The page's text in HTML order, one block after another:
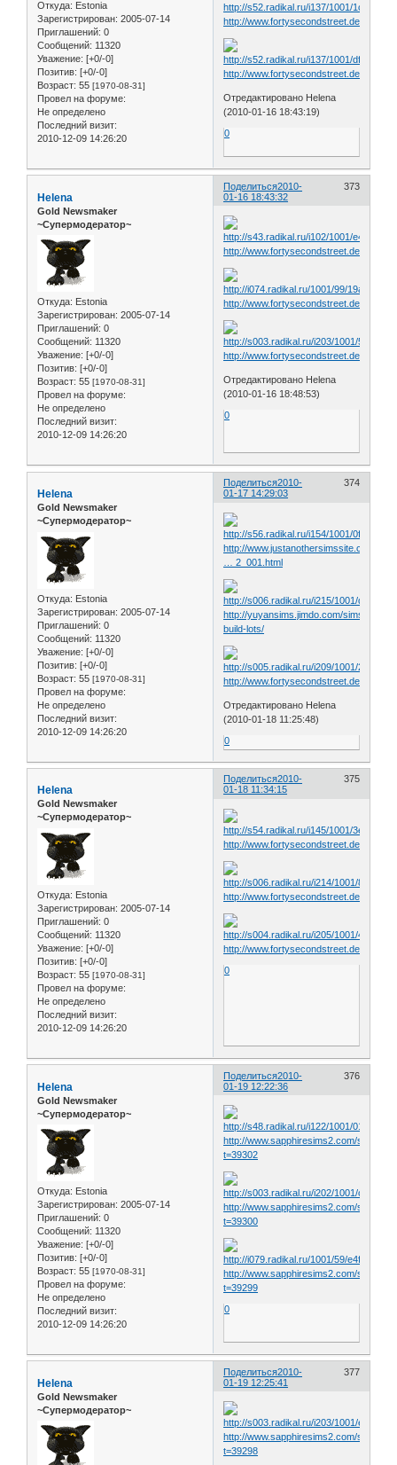
Откуда: Estonia
Зарегистрирован: 2005-07-14
Приглашений: 0
Сообщений: 11320
Уважение: [+0/-0]
Позитив: [+0/-0]
Возраст: 55 [1970-08-31]
Провел на форуме:
Не определено
Последний визит:
2010-12-09 14:26:20
http://www.fortysecondstreet.de/
http://www.fortysecondstreet.de/
Отредактировано Helena
(2010-01-16 18:43:19)
0
Поделиться 373
2010-
01-16 18:43:32
Helena
Gold Newsmaker
~Супермодератор~
Откуда: Estonia
Зарегистрирован: 2005-07-14
Приглашений: 0
Сообщений: 11320
Уважение: [+0/-0]
Позитив: [+0/-0]
Возраст: 55 [1970-08-31]
Провел на форуме:
Не определено
Последний визит:
2010-12-09 14:26:20
http://www.fortysecondstreet.de/
http://www.fortysecondstreet.de/
http://www.fortysecondstreet.de/
Отредактировано Helena
(2010-01-16 18:48:53)
0
Поделиться 374
2010-
01-17 14:29:03
Helena
Gold Newsmaker
~Супермодератор~
Откуда: Estonia
Зарегистрирован: 2005-07-14
Приглашений: 0
Сообщений: 11320
Уважение: [+0/-0]
Позитив: [+0/-0]
Возраст: 55 [1970-08-31]
Провел на форуме:
Не определено
Последний визит:
2010-12-09 14:26:20
http://www.justanothersimssite.com/
… 2_001.html
http://yuyansims.jimdo.com/sims2/
build-lots/
http://www.fortysecondstreet.de/
Отредактировано Helena
(2010-01-18 11:25:48)
0
Поделиться 375
2010-
01-18 11:34:15
Helena
Gold Newsmaker
~Супермодератор~
Откуда: Estonia
Зарегистрирован: 2005-07-14
Приглашений: 0
Сообщений: 11320
Уважение: [+0/-0]
Позитив: [+0/-0]
Возраст: 55 [1970-08-31]
Провел на форуме:
Не определено
Последний визит:
2010-12-09 14:26:20
http://www.fortysecondstreet.de/
http://www.fortysecondstreet.de/
http://www.fortysecondstreet.de/
0
Поделиться 376
2010-
01-19 12:22:36
Helena
Gold Newsmaker
~Супермодератор~
Откуда: Estonia
Зарегистрирован: 2005-07-14
Приглашений: 0
Сообщений: 11320
Уважение: [+0/-0]
Позитив: [+0/-0]
Возраст: 55 [1970-08-31]
Провел на форуме:
Не определено
Последний визит:
2010-12-09 14:26:20
http://www.sapphiresims2.com/
t=39302
http://www.sapphiresims2.com/
t=39300
http://www.sapphiresims2.com/
t=39299
0
Поделиться 377
2010-
01-19 12:25:41
Helena
Gold Newsmaker
~Супермодератор~
http://www.sapphiresims2.com/
t=39298